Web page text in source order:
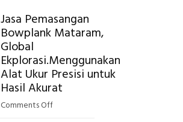
Jasa Pemasangan
Bowplank Mataram,
Global
Ekplorasi.Menggunakan
Alat Ukur Presisi untuk
Hasil Akurat
Comments Offon